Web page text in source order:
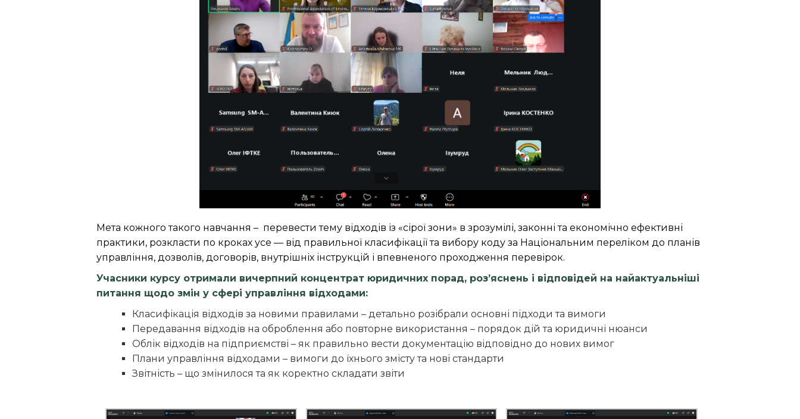
Мета кожного такого навчання – перевести тему відходів із «сірої зони» в зрозумілі, законні та економічно ефективні
практики, розкласти по кроках усе — від правильної класифікації та вибору коду за Національним переліком до планів
управління, дозволів, договорів, внутрішніх інструкцій і впевненого проходження перевірок.
Учасники курсу отримали вичерпний концентрат юридичних порад, роз’яснень і відповідей на найактуальніші
питання щодо змін у сфері управління відходами:
Класифікація відходів за новими правилами – детально розібрали основні підходи та вимоги
Передавання відходів на оброблення або повторне використання – порядок дій та юридичні нюанси
Облік відходів на підприємстві – як правильно вести документацію відповідно до нових вимог
Плани управління відходами – вимоги до їхнього змісту та нові стандарти
Звітність – що змінилося та як коректно складати звіти